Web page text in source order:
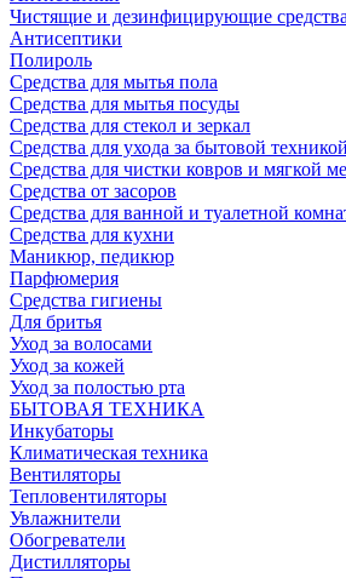
Чистящие и дезинфицирующие средства
Антисептики
Полироль
Средства для мытья пола
Средства для мытья посуды
Средства для стекол и зеркал
Средства для ухода за бытовой техникой
Средства для чистки ковров и мягкой
Средства от засоров
Средства для ванной и туалетной
Средства для кухни
Маникюр, педикюр
Парфюмерия
Средства гигиены
Для бритья
Уход за волосами
Уход за кожей
Уход за полостью рта
БЫТОВАЯ ТЕХНИКА
Инкубаторы
Климатическая техника
Вентиляторы
Тепловентиляторы
Увлажнители
Обогреватели
Дистилляторы